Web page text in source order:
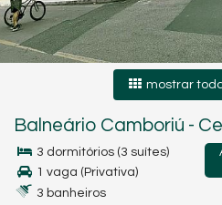
mostrar
Balneário Camboriú -
3 dormitórios (3 suítes)
1 vaga (Privativa)
3 banheiros